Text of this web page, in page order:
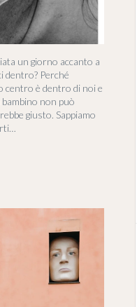
un giorno accanto a
dentro? Perché
centro è dentro di noi e
non può
giusto. Sappiamo